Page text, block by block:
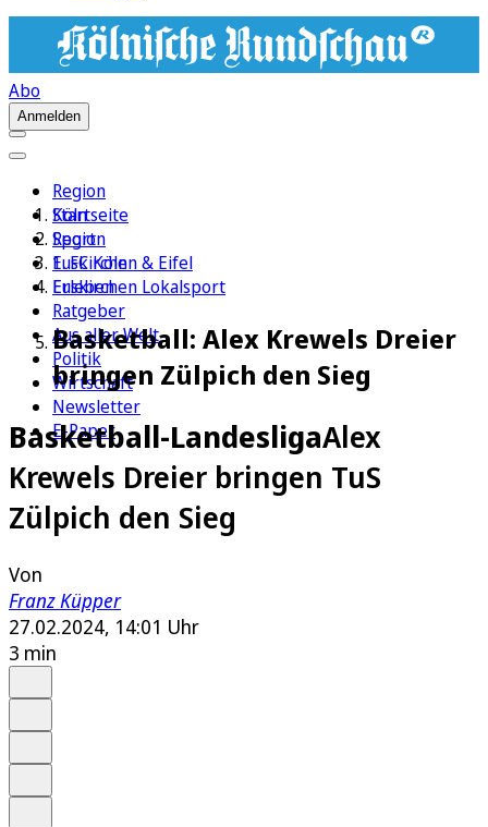
Abo
Anmelden
Region
Köln
Sport
1. FC Köln
Erleben
Ratgeber
Aus aller Welt
Politik
Wirtschaft
Newsletter
E-Paper
Startseite
Region
Euskirchen & Eifel
Euskirchen Lokalsport
Basketball: Alex Krewels Dreier
bringen Zülpich den Sieg
Basketball-LandesligaAlex
Krewels Dreier bringen TuS
Zülpich den Sieg
Von
Franz Küpper
27.02.2024, 14:01 Uhr
3 min